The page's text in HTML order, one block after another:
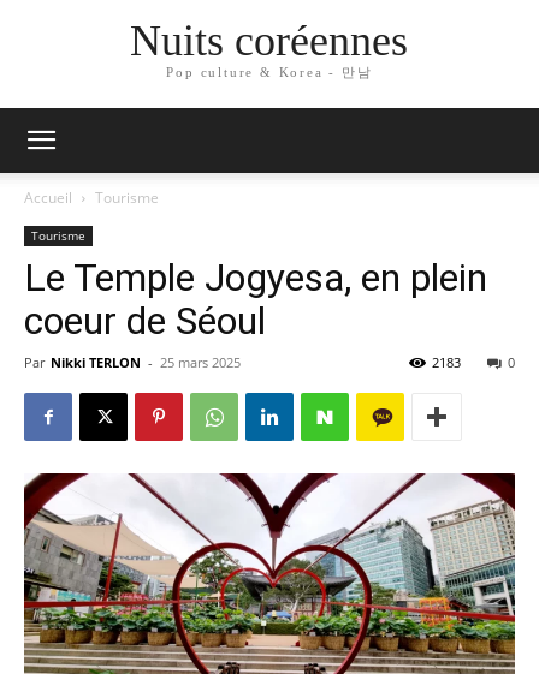
Nuits coréennes
Pop culture & Korea - 만남
Accueil Tourisme
Tourisme
Le Temple Jogyesa, en plein
coeur de Séoul
Par Nikki TERLON - 25 mars 2025 0
2183